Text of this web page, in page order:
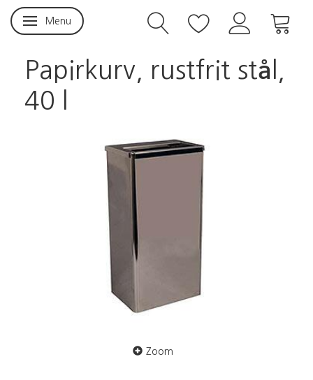
Skifte navigation
Menu
Papirkurv, rustfrit stål,
40 l
Zoom